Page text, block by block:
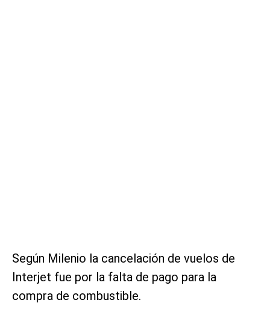
Según Milenio la cancelación de vuelos de
Interjet fue por la falta de pago para la
compra de combustible.